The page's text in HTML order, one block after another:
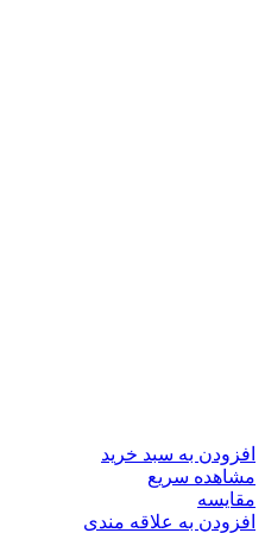
افزودن به سبد خرید
مشاهده سریع
مقایسه
افزودن به علاقه مندی